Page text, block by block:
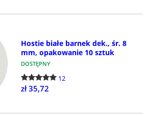
Hostie białe barnek dek., śr. 8
mm, opakowanie 10 sztuk
DOSTĘPNY
12
zł 35,72